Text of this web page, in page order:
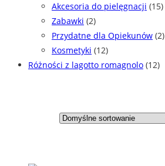
Akcesoria do pielęgnacji (15)
Zabawki (2)
Przydatne dla Opiekunów (2)
Kosmetyki (12)
Różności z lagotto romagnolo (12)